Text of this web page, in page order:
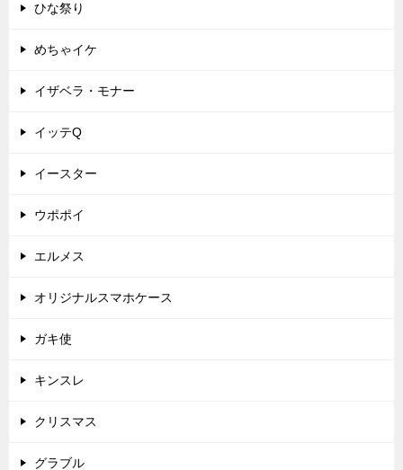
ひな祭り
めちゃイケ
イザベラ・モナー
イッテQ
イースター
ウポポイ
エルメス
オリジナルスマホケース
ガキ使
キンスレ
クリスマス
グラブル